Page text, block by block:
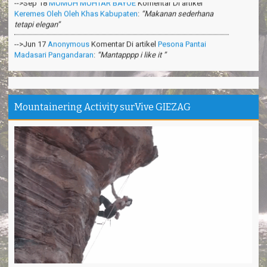
tetapi elegan”
-->Jun 17Anonymous
Madasari Pangandaran : “Mantapppp i like it ”
-->Mar 31 AnonymousKomentar Di artikelCara Membuat
Shampoo Alami Di Hutan:“Sangat bermanfaat ilmunya”
-->Feb 26AnonymousKomentar Di artikelTeknik Survival
Makasih ya. Seru banget
Tina - Jakarta
Trims Kang Arief ❤️ You
Andini - Cimahi
Pantai Madasari indah, unik
Irgi - Medan
Outbond & Fun games nya Seru
Anis - Bandung
Thanks kang Sandi antar kami ke puncak Gn.Ciremai
David - Jakarta
Mountainering Activity surVive GIEZAG